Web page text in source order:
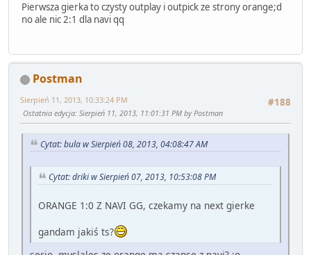
Pierwsza gierka to czysty outplay i outpick ze strony orange;d
no ale nic 2:1 dla navi qq
Postman
#188
Sierpień 11, 2013, 10:33:24 PM
Ostatnia edycja: Sierpień 11, 2013, 11:01:31 PM by Postman
Cytat: bula w Sierpień 08, 2013, 04:08:47 AM
Cytat: driki w Sierpień 07, 2013, 10:53:08 PM
ORANGE 1:0 Z NAVI GG, czekamy na next gierke
gandam jakiś ts?